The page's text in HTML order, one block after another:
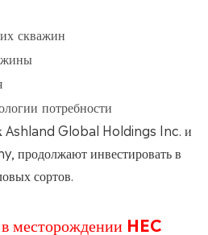
скважин
потребности
Ashland Global Holdings Inc. и
инвестировать в
сортов.
месторождении HEC